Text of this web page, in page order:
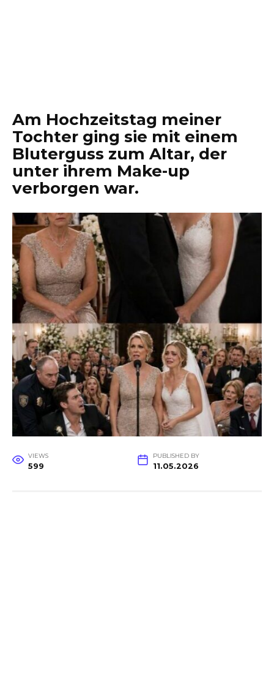
Am Hochzeitstag meiner
Tochter ging sie mit einem
Bluterguss zum Altar, der
unter ihrem Make-up
verborgen war.
VIEWS
599
PUBLISHED BY
11.05.2026